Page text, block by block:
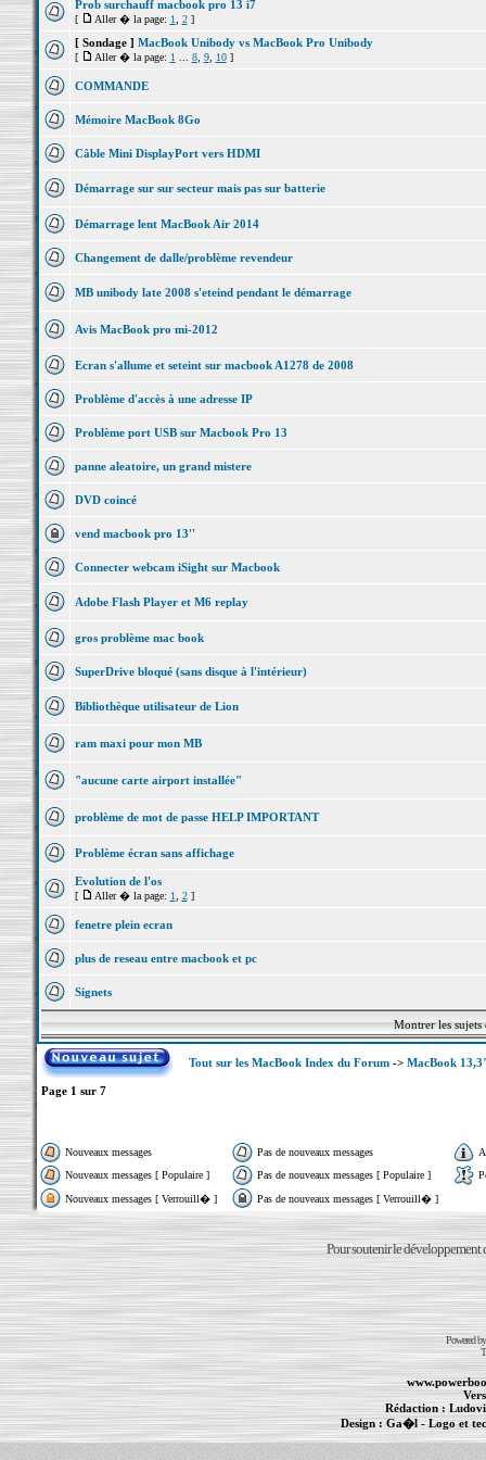
Prob surchauff macbook pro 13 i7
[ Aller � la page: 1 2]
[ Sondage ] MacBook Unibody vs MacBook Pro Unibody
[ Aller � la page: 1 8, 9, 10]
COMMANDE
Mémoire MacBook 8Go
Câble Mini DisplayPort vers HDMI
Démarrage sur sur secteur mais pas sur batterie
Démarrage lent MacBook Air 2014
Changement de dalle/problème revendeur
MB unibody late 2008 s'eteind pendant le démarrage
Avis MacBook pro mi-2012
Ecran s'allume et seteint sur macbook A1278 de 2008
Problème d'accès à une adresse IP
Problème port USB sur Macbook Pro 13
panne aleatoire, un grand mistere
DVD coincé
vend macbook pro 13''
Connecter webcam iSight sur Macbook
Adobe Flash Player et M6 replay
gros problème mac book
SuperDrive bloqué (sans disque à l'intérieur)
Bibliothèque utilisateur de Lion
ram maxi pour mon MB
"aucune carte airport installée"
problème de mot de passe HELP IMPORTANT
Problème écran sans affichage
Evolution de l'os
[ Aller � la page: 1 2]
fenetre plein ecran
plus de reseau entre macbook et pc
Signets
Montrer les
Tout sur les MacBook Index du Forum-> MacBook
Page 1 sur 7
Nouveaux messages Pas de nouveaux messages
Nouveaux messages [ Populaire ]
Pas de nouveaux messages [ Populaire ]
Nouveaux messages [ Verrouill� ]
Pas de nouveaux messages [ Verrouill� ]
Pour soutenir le développement
Powered
Rédaction :
Design : Ga�l- Logo et
Informations :